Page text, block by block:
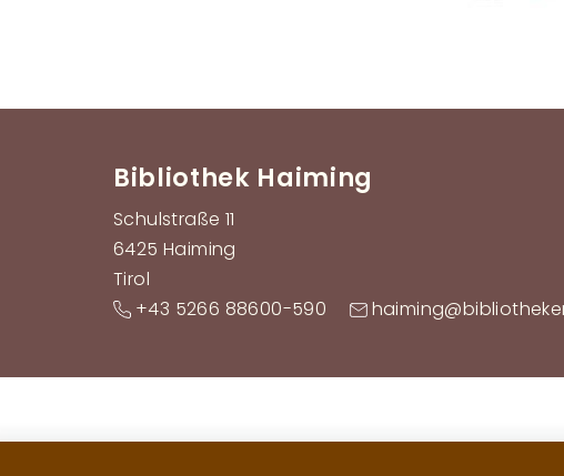
Bibliothek Haiming
Schulstraße 11
6425 Haiming
Tirol
+43 5266 88600-590